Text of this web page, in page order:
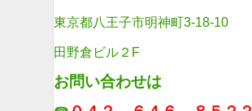
東京都八王子市明神町3-18-10
田野倉ビル２F
お問い合わせは